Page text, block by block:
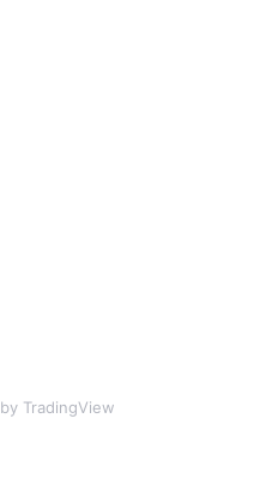
by TradingView